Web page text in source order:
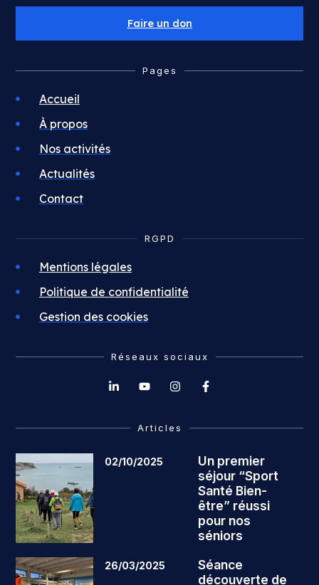
Faire un don
Pages
Accueil
À propos
Nos activités
Actualités
Contact
RGPD
Mentions légales
Politique de confidentialité
Gestion des cookies
Réseaux sociaux
Articles
02/10/2025
Un premier
séjour “Sport
Santé Bien-
être” réussi
pour nos
séniors
26/03/2025
Séance
découverte de